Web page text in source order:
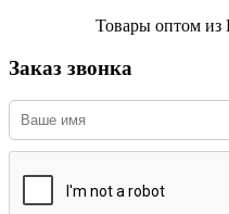
Товары оптом
Заказ звонка